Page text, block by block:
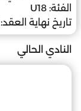
الفئة: U18
تاريخ نهاية العقد:
النادي الحالي